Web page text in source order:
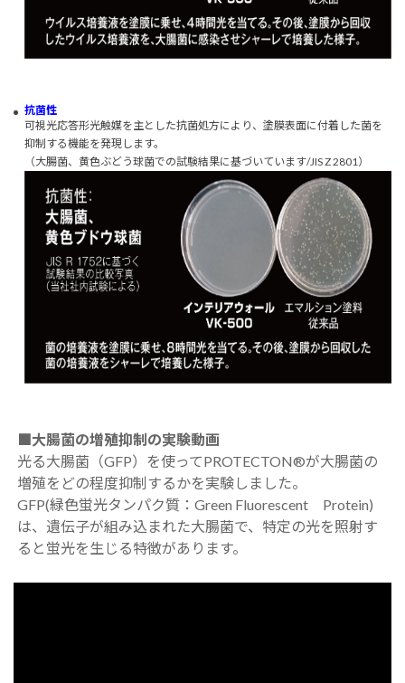
抗菌性
可視光応答形光触媒を主とした抗菌処方により、塗膜表面に付着した菌を
抑制する機能を発現します。
（大腸菌、黄色ぶどう球菌での試験結果に基づいています/JIS Z 2801）
■大腸菌の増殖抑制の実験動画
光る大腸菌（GFP）を使ってPROTECTON®が大腸菌の
増殖をどの程度抑制するかを実験しました。
GFP(緑色蛍光タンパク質：Green Fluorescent Protein)
は、遺伝子が組み込まれた大腸菌で、特定の光を照射す
ると蛍光を生じる特徴があります。